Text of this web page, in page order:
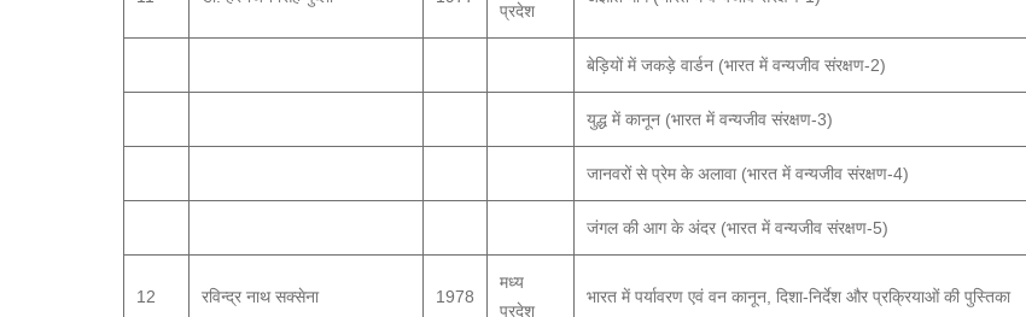
प्रदेश
बेड़ियों में जकड़े वार्डन (भारत में वन्यजीव संरक्षण-2)
युद्ध में कानून (भारत में वन्यजीव संरक्षण-3)
जानवरों से प्रेम के अलावा (भारत में वन्यजीव संरक्षण-4)
जंगल की आग के अंदर (भारत में वन्यजीव संरक्षण-5)
12 रविन्द्र नाथ सक्सेना 1978
मध्य
प्रदेश
भारत में पर्यावरण एवं वन कानून, दिशा-निर्देश और प्रक्रियाओं की पुस्तिका